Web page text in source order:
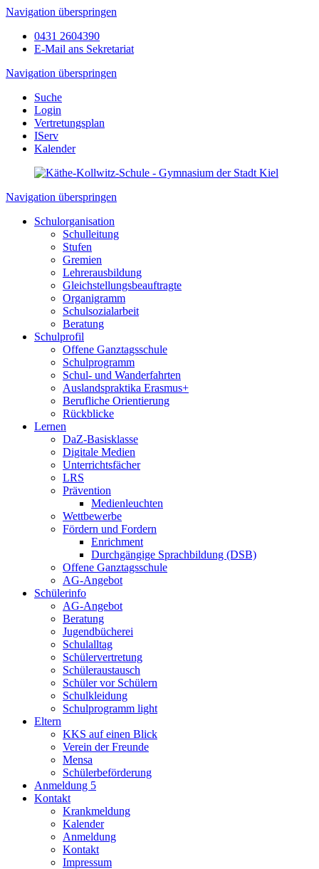
Navigation überspringen
0431 2604390
E-Mail ans Sekretariat
Navigation überspringen
Suche
Login
Vertretungsplan
IServ
Kalender
Navigation überspringen
Schulorganisation
Schulleitung
Stufen
Gremien
Lehrerausbildung
Gleichstellungsbeauftragte
Organigramm
Schulsozialarbeit
Beratung
Schulprofil
Offene Ganztagsschule
Schulprogramm
Schul- und Wanderfahrten
Auslandspraktika Erasmus+
Berufliche Orientierung
Rückblicke
Lernen
DaZ-Basisklasse
Digitale Medien
Unterrichtsfächer
LRS
Prävention
Medienleuchten
Wettbewerbe
Fördern und Fordern
Enrichment
Durchgängige Sprachbildung (DSB)
Offene Ganztagsschule
AG-Angebot
Schülerinfo
AG-Angebot
Beratung
Jugendbücherei
Schulalltag
Schülervertretung
Schüleraustausch
Schüler vor Schülern
Schulkleidung
Schulprogramm light
Eltern
KKS auf einen Blick
Verein der Freunde
Mensa
Schülerbeförderung
Anmeldung 5
Kontakt
Krankmeldung
Kalender
Anmeldung
Kontakt
Impressum